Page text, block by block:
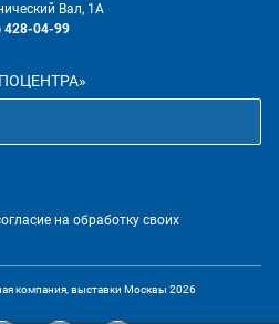
Вал, 1А
428-04-99
на обработку своих
компания, выставки Москвы 2026